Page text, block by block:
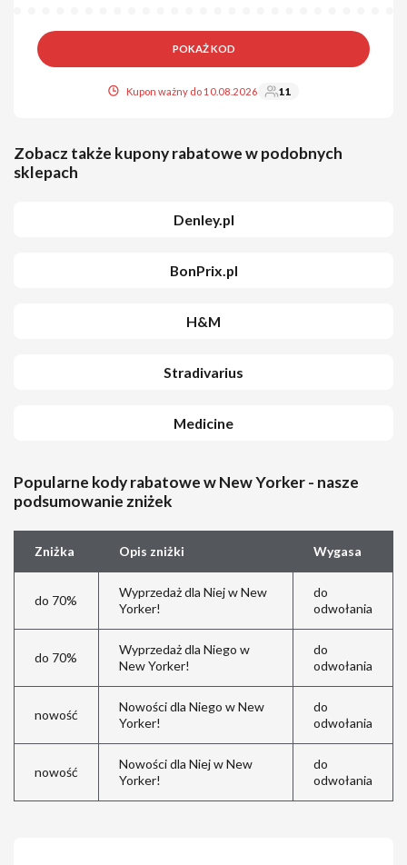
POKAŻ KOD
Kupon ważny do 10.08.2026 11
Zobacz także kupony rabatowe w podobnych
sklepach
Denley.pl
BonPrix.pl
H&M
Stradivarius
Medicine
Popularne kody rabatowe w New Yorker - nasze
podsumowanie zniżek
Zniżka Opis zniżki Wygasa
do 70%
Wyprzedaż dla Niej w New
Yorker!
do
odwołania
do 70%
Wyprzedaż dla Niego w
New Yorker!
do
odwołania
nowość
Nowości dla Niego w New
Yorker!
do
odwołania
nowość
Nowości dla Niej w New
Yorker!
do
odwołania